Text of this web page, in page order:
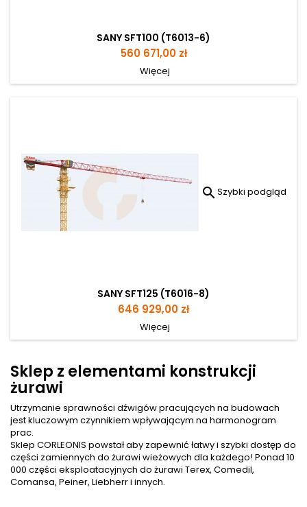
SANY SFT100 (T6013-6)
Cena
560 671,00 zł
Więcej
 Szybki podgląd
SANY SFT125 (T6016-8)
Cena
646 929,00 zł
Więcej
Sklep z elementami konstrukcji
żurawi
Utrzymanie sprawności dźwigów pracujących na budowach
jest kluczowym czynnikiem wpływającym na harmonogram
prac.
Sklep CORLEONIS powstał aby zapewnić łatwy i szybki dostęp do
części zamiennych do żurawi wieżowych dla każdego! Ponad 10
000 części eksploatacyjnych do żurawi Terex, Comedil,
Comansa, Peiner, Liebherr i innych.